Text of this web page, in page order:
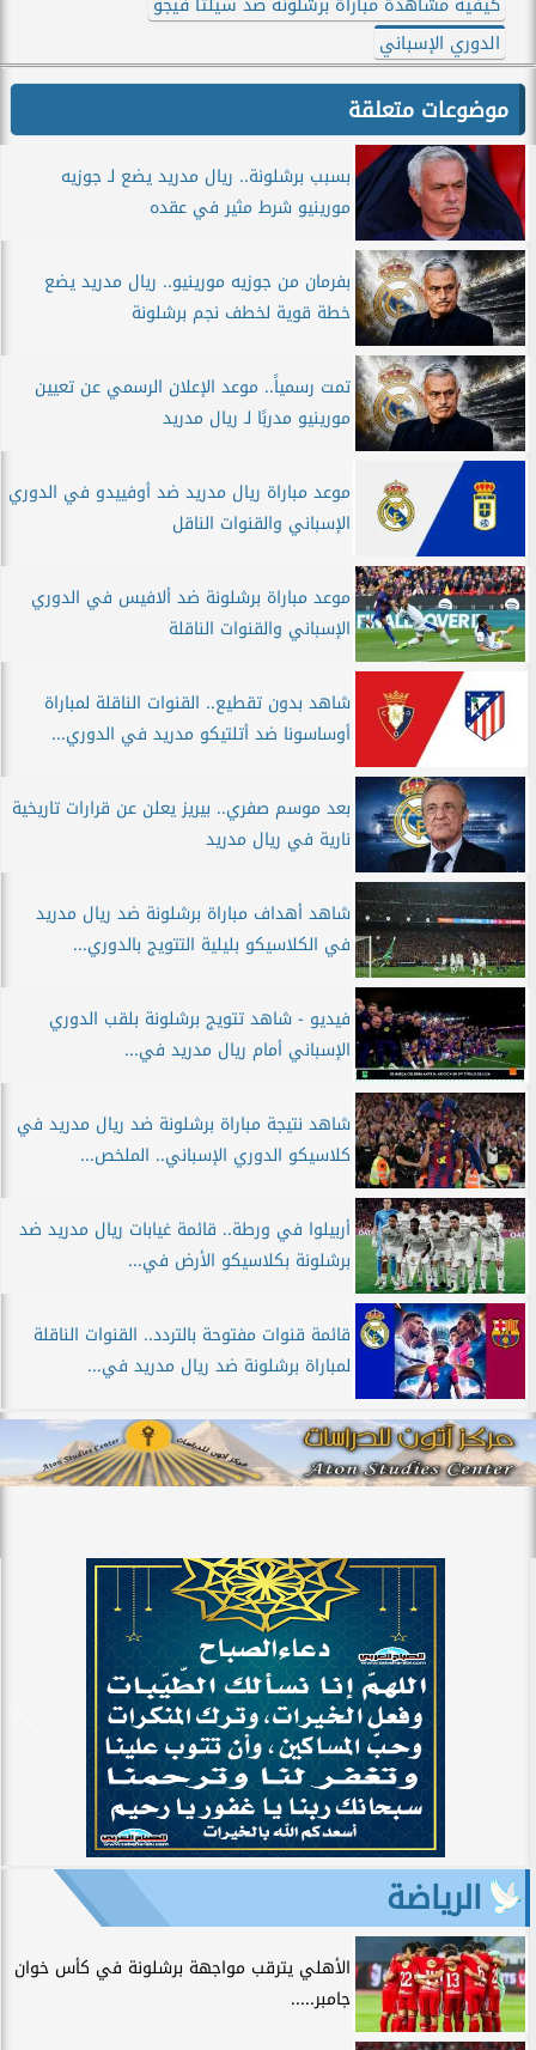
الدوري الإسباني
موضوعات متعلقة
بسبب برشلونة.. ريال مدريد يضع لـ جوزيه
مورينيو شرط مثير في عقده
بفرمان من جوزيه مورينيو.. ريال مدريد يضع
خطة قوية لخطف نجم برشلونة
تمت رسمياً.. موعد الإعلان الرسمي عن تعيين
مورينيو مدربًا لـ ريال مدريد
موعد مباراة ريال مدريد ضد أوفييدو في الدوري
الإسباني والقنوات الناقل
موعد مباراة برشلونة ضد ألافيس في الدوري
الإسباني والقنوات الناقلة
شاهد بدون تقطيع.. القنوات الناقلة لمباراة
أوساسونا ضد أتلتيكو مدريد في الدوري...
بعد موسم صفري.. بيريز يعلن عن قرارات تاريخية
نارية في ريال مدريد
شاهد أهداف مباراة برشلونة ضد ريال مدريد
في الكلاسيكو بليلية التتويج بالدوري...
فيديو - شاهد تتويج برشلونة بلقب الدوري
الإسباني أمام ريال مدريد في...
شاهد نتيجة مباراة برشلونة ضد ريال مدريد في
كلاسيكو الدوري الإسباني.. الملخص...
أربيلوا في ورطة.. قائمة غيابات ريال مدريد ضد
برشلونة بكلاسيكو الأرض في...
قائمة قنوات مفتوحة بالتردد.. القنوات الناقلة
لمباراة برشلونة ضد ريال مدريد في...
الرياضة
الأهلي يترقب مواجهة برشلونة في كأس خوان
جامبر.....